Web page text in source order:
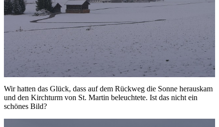
Wir hatten das Glück, dass auf dem Rückweg die Sonne herauskam
und den Kirchturm von St. Martin beleuchtete. Ist das nicht ein
schönes Bild?